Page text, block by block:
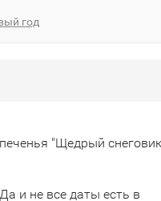
год
"Щедрый
и не все даты есть в